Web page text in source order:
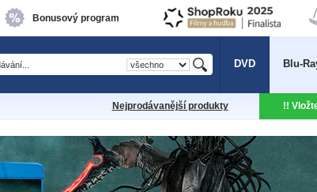
Bonusový program
DVD Blu-
Nejprodávanější produkty !!